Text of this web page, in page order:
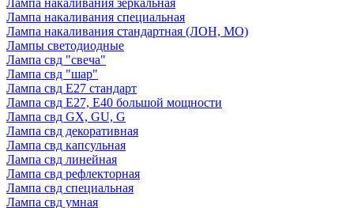
Лампа накаливания зеркальная
Лампа накаливания специальная
Лампа накаливания стандартная (ЛОН, МО)
Лампы светодиодные
Лампа свд "свеча"
Лампа свд "шар"
Лампа свд E27 стандарт
Лампа свд E27, Е40 большой мощности
Лампа свд GX, GU, G
Лампа свд декоративная
Лампа свд капсульная
Лампа свд линейная
Лампа свд рефлекторная
Лампа свд специальная
Лампа свд умная